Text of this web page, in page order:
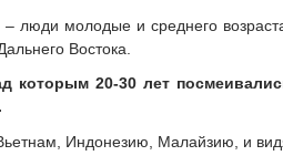
люди молодые и среднего
Востока.
которым 20-30 лет
Индонезию, Малайзию, и